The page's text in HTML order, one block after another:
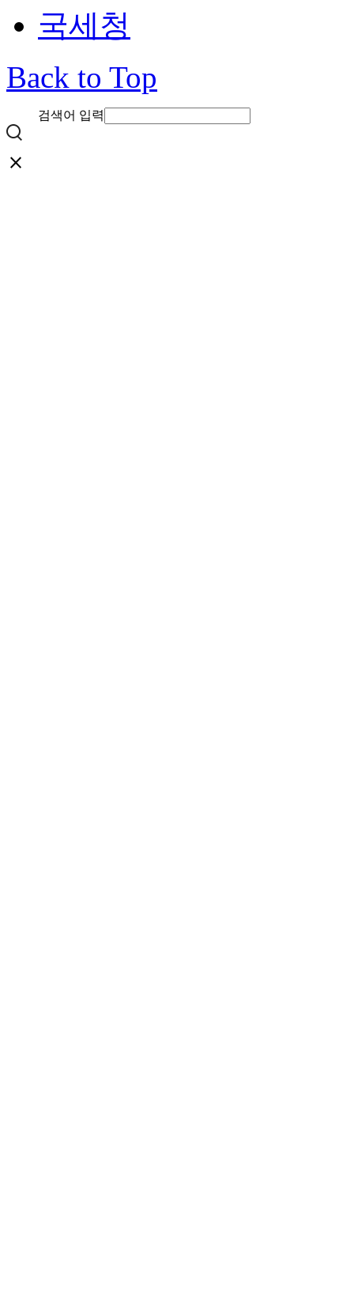
국세청
Back to Top
검색어 입력
close